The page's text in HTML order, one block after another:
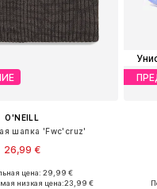
O'NEILL
шапка 'Fwc'cruz'
26,99 €
размеры: 55-60
цена: 29,99 €
низкая цена:23,99 €